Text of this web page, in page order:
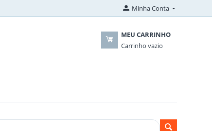
Minha Conta
MEU CARRINHO
Carrinho vazio